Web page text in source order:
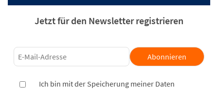
Jetzt für den Newsletter registrieren
Abonnieren
Ich bin mit der Speicherung meiner Daten